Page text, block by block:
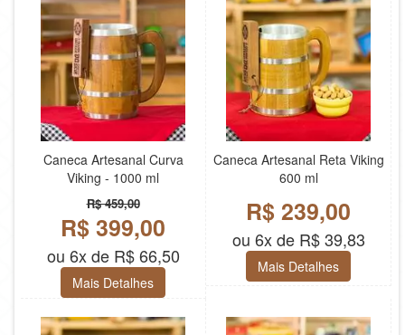
Caneca Artesanal Curva
Viking - 1000 ml
R$ 459,00
R$ 399,00
ou 6x de R$ 66,50
Mais Detalhes
Caneca Artesanal Reta Viking
600 ml
R$ 239,00
ou 6x de R$ 39,83
Mais Detalhes